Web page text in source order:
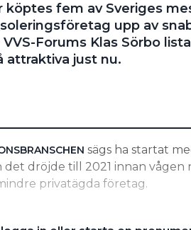
köptes fem av Sveriges
upp av
Forums Klas Sörbo
attraktiva just nu.
sägs ha startat
det dröjde till 2021 innan vågen
privatägda företag.
ATT BLI HETARE HOS